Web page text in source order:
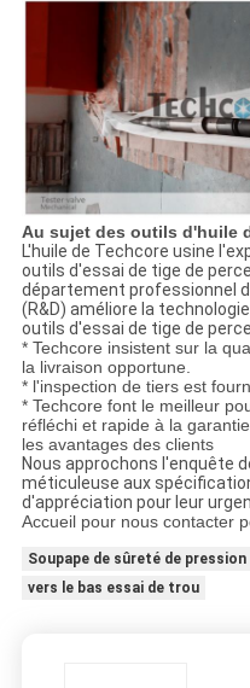
Au sujet des outils d'huile
L'huile de Techcore usine
outils d'essai de tige de
département professionnel
(R&D) améliore la
outils d'essai de tige de
* Techcore insistent sur la
la livraison opportune.
* l'inspection de tiers est
* Techcore font le meilleur
réfléchi et rapide à la
les avantages des clients
Nous approchons l'enquête
méticuleuse aux
d'appréciation pour leur
Accueil pour nous contacter
Soupape de sûreté de pression
vers le bas essai de trou